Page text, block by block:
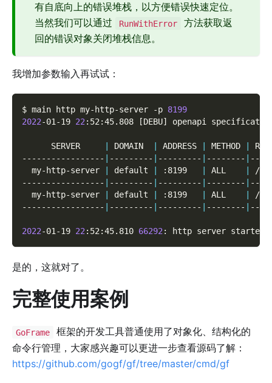
有自底向上的错误堆栈，以方便错误快速定位。
当然我们可以通过
RunWithError
方法获取返
回的错误对象关闭堆栈信息。
我增加参数输入再试试：
$ main http my-http-server -p 8199
2022-01-19 22:52:45.808 [DEBU] openapi
      SERVER
DOMAIN ADDRESS METHOD
-----------------
--------- --------- --------
  my-http-server
default :8199 ALL
-----------------
--------- --------- --------
  my-http-server
default :8199 ALL
/
-----------------
--------- --------- --------
2022-01-19 22:52:45.810 66292: http server started
是的，这就对了。
完整使用案例
GoFrame
框架的开发工具普通使用了对象化、结构化的
命令行管理，大家感兴趣可以更进一步查看源码了解：
https://github.com/gogf/gf/tree/master/cmd/gf